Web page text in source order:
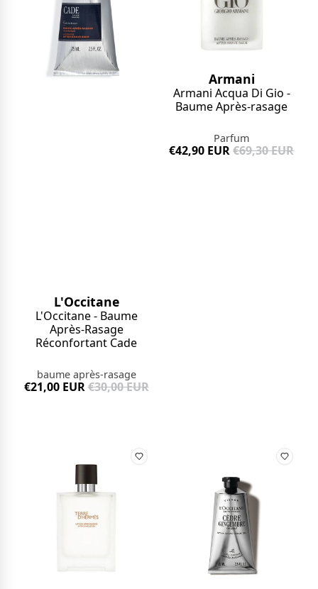
L'Occitane
L'Occitane - Baume
Après-Rasage
Réconfortant Cade
baume après-rasage
€21,00 EUR€30,00 EUR
Armani
Armani Acqua Di Gio -
Baume Après-rasage
Parfum
€42,90 EUR€69,30 EUR